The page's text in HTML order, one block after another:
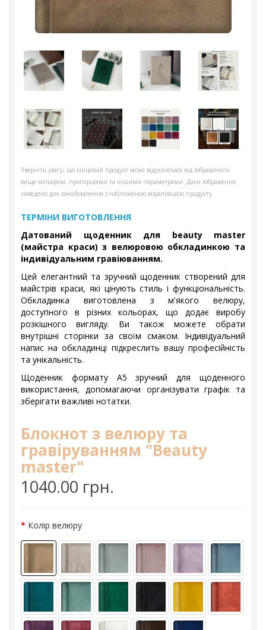
Зверніть увагу, що кінцевий продукт може відрізнятися від зображеного
вище кольором, пропорціями та іншими параметрами. Дане зображення
наведено для ознайомлення з наближеною візуалізацією продукту.
ТЕРМІНИ ВИГОТОВЛЕННЯ
Датований щоденник для beauty master
(майстра краси) з велюровою обкладинкою та
індивідуальним гравіюванням.
Цей елегантний та зручний щоденник створений для
майстрів краси, які цінують стиль і функціональність.
Обкладинка виготовлена з м'якого велюру,
доступного в різних кольорах, що додає виробу
розкішного вигляду. Ви також можете обрати
внутрішні сторінки за своїм смаком. Індивідуальний
напис на обкладинці підкреслить вашу професійність
та унікальність.
Щоденник формату А5 зручний для щоденного
використання, допомагаючи організувати графік та
зберігати важливі нотатки.
Блокнот з велюру та
гравіруванням "Beauty
master"
1040.00 грн.
Колір велюру